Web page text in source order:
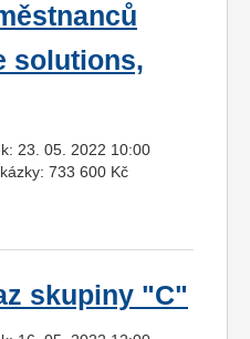
solutions,
23. 05. 2022 10:00
733 600 Kč
skupiny "C"